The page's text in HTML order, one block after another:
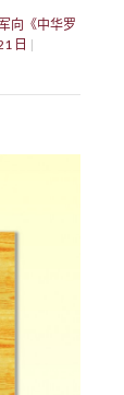
向《中华罗
日